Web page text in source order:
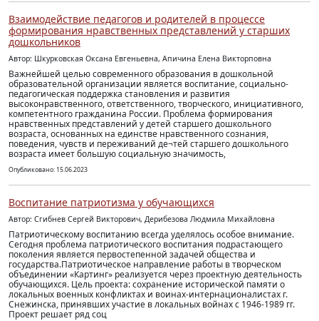
Взаимодействие педагогов и родителей в процессе
формирования нравственных представлений у старших
дошкольников
Автор: Шкурковская Оксана Евгеньевна, Апичина Елена Викторповна
Важнейшей целью современного образования в дошкольной
образовательной организации является воспитание, социально-
педагогическая поддержка становления и развития
высоконравственного, ответственного, творческого, инициативного,
компетентного гражданина России. Проблема формирования
нравственных представлений у детей старшего дошкольного
возраста, основанных на единстве нравственного сознания,
поведения, чувств и переживаний де¬тей старшего дошкольного
возраста имеет большую социальную значимость,
Опубликовано: 15.06.2023
Воспитание патриотизма у обучающихся
Автор: Сгибнев Сергей Викторович, Дерибезова Людмила Михайловна
Патриотическому воспитанию всегда уделялось особое внимание.
Сегодня проблема патриотического воспитания подрастающего
поколения является первостепенной задачей общества и
государства.Патриотическое направление работы в творческом
объединении «Картинг» реализуется через проектную деятельность
обучающихся. Цель проекта: сохранение исторической памяти о
локальных военных конфликтах и воинах-интернационалистах г.
Снежинска, принявших участие в локальных войнах с 1946-1989 гг.
Проект решает ряд соц